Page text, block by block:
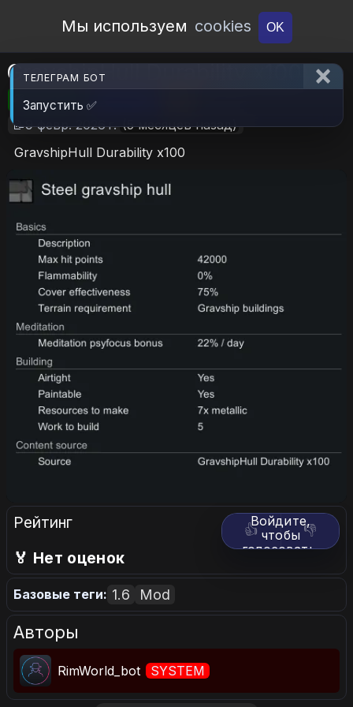
Open Workshop
Мы используем cookies OK
GravshipHull Durability x100
🎮RimWorld 📦71.8 KB
📝9 февр. 2026 г. (5 месяцев назад)
GravshipHull Durability x100
Рейтинг 👍 👎
Войдите,
чтобы
голосовать.
🏅 Нет оценок
Базовые теги: 1.6 Mod
Авторы
RimWorld_bot SYSTEM
ТЕЛЕГРАМ БОТ
Запустить ✅